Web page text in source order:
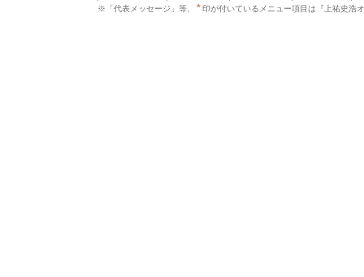
※「代表メッセージ」等、 *印が付いているメニュー項目は『上祐史浩